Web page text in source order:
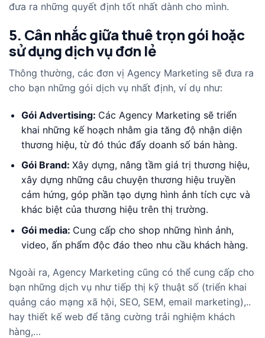
đưa ra những quyết định tốt nhất dành cho mình.
5. Cân nhắc giữa thuê trọn gói hoặc
sử dụng dịch vụ đơn lẻ
Thông thường, các đơn vị Agency Marketing sẽ đưa ra
cho bạn những gói dịch vụ nhất định, ví dụ như:
Gói Advertising: Các Agency Marketing sẽ triển
khai những kế hoạch nhằm gia tăng độ nhận diện
thương hiệu, từ đó thúc đẩy doanh số bán hàng.
Gói Brand: Xây dựng, nâng tầm giá trị thương hiệu,
xây dựng những câu chuyện thương hiệu truyền
cảm hứng, góp phần tạo dựng hình ảnh tích cực và
khác biệt của thương hiệu trên thị trường.
Gói media: Cung cấp cho shop những hình ảnh,
video, ấn phẩm độc đáo theo nhu cầu khách hàng.
Ngoài ra, Agency Marketing cũng có thể cung cấp cho
bạn những dịch vụ như tiếp thị kỹ thuật số (triển khai
quảng cáo mạng xã hội, SEO, SEM, email marketing),..
hay thiết kế web để tăng cường trải nghiệm khách
hàng,…